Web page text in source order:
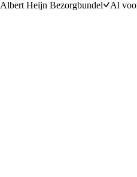
Albert Heijn Bezorgbundel Al